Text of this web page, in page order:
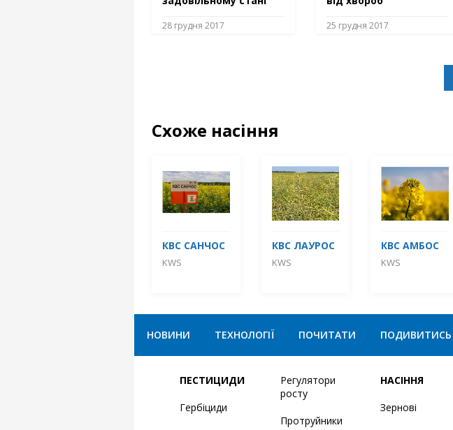
28 грудня 2017 25 грудня 2017
Схоже насіння
КВС САНЧОС
KWS
КВС ЛАУРОС
KWS
КВС АМБОС
KWS
НОВИНИ ТЕХНОЛОГІЇ ПОЧИТАТИ ПОДИВИТИСЬ
ПЕСТИЦИДИ
Гербіциди
Регулятори
росту
Протруйники
НАСІННЯ
Зернові